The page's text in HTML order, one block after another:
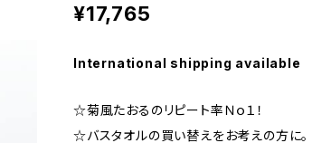
¥17,765
International shipping available
☆菊風たおるのリピート率Ｎｏ１！
☆バスタオルの買い替えをお考えの方に。